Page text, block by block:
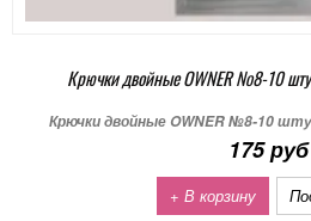
Крючки двойные OWNER №8-10
Крючки двойные OWNER №8-10
175 руб
+ В корзину